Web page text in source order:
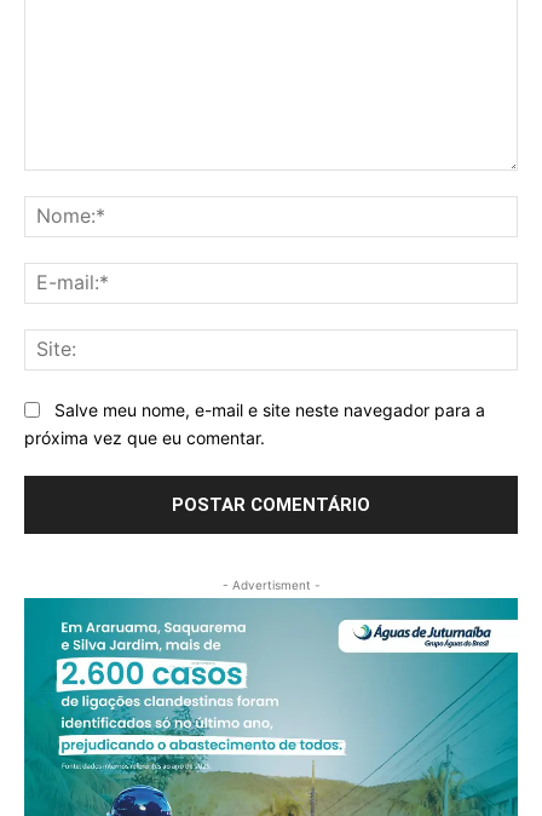
Salve meu nome, e-mail e site neste navegador para a
próxima vez que eu comentar.
- Advertisment -